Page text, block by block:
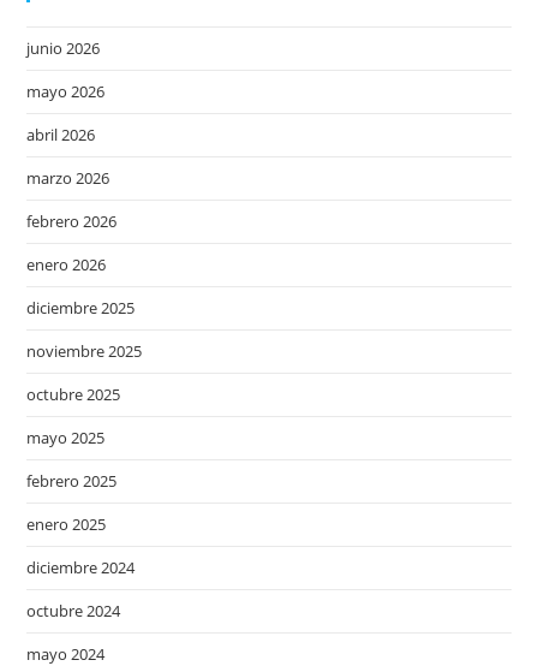
junio 2026
mayo 2026
abril 2026
marzo 2026
febrero 2026
enero 2026
diciembre 2025
noviembre 2025
octubre 2025
mayo 2025
febrero 2025
enero 2025
diciembre 2024
octubre 2024
mayo 2024